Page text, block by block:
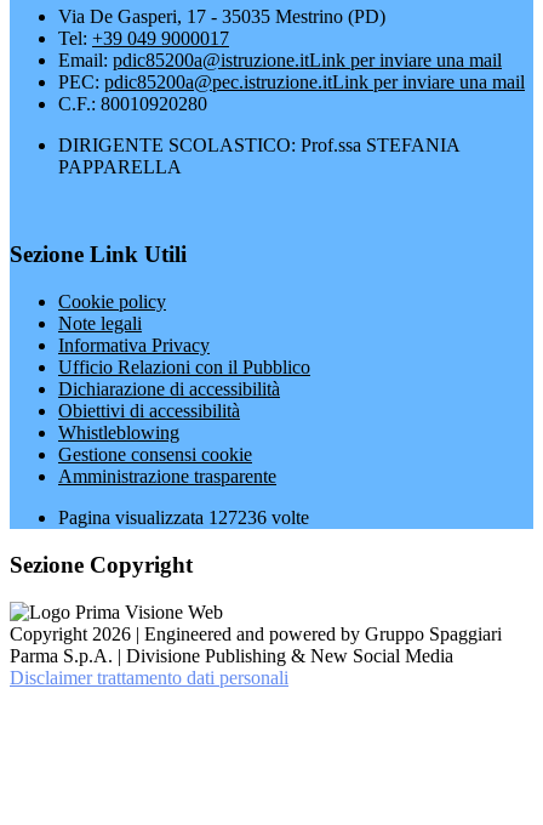
Via De Gasperi, 17 - 35035 Mestrino (PD)
Tel: +39 049 9000017
Email: pdic85200a@istruzione.itLink per inviare una mail
PEC: pdic85200a@pec.istruzione.itLink per inviare una mail
C.F.: 80010920280
DIRIGENTE SCOLASTICO: Prof.ssa STEFANIA
PAPPARELLA
Sezione Link Utili
Cookie policy
Note legali
Informativa Privacy
Ufficio Relazioni con il Pubblico
Dichiarazione di accessibilità
Obiettivi di accessibilità
Whistleblowing
Gestione consensi cookie
Amministrazione trasparente
Pagina visualizzata 127236 volte
Sezione Copyright
Copyright 2026 | Engineered and powered by Gruppo Spaggiari
Parma S.p.A. | Divisione Publishing & New Social Media
Disclaimer trattamento dati personali